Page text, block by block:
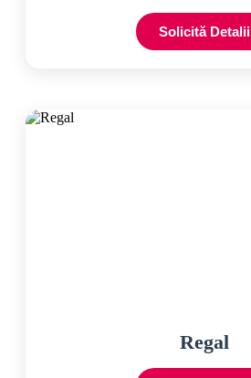
Solicită Detalii
Regal